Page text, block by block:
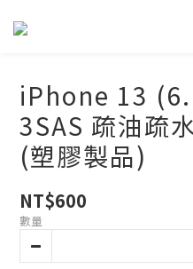
iPhone 13
3SAS 疏油疏
(塑膠製品)
NT$600
數量